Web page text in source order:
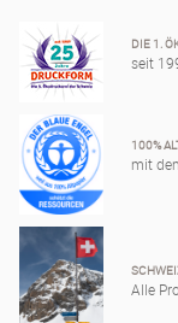
DIE 1.
seit
100%
mit
Alle